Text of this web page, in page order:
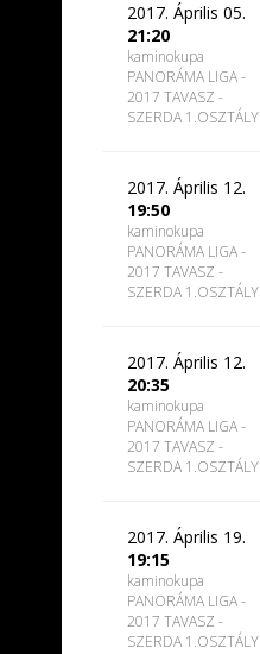
2017. Április 05.
21:20
kaminokupa
PANORÁMA LIGA -
2017 TAVASZ -
SZERDA 1.OSZTÁLY
2017. Április 12.
19:50
kaminokupa
PANORÁMA LIGA -
2017 TAVASZ -
SZERDA 1.OSZTÁLY
2017. Április 12.
20:35
kaminokupa
PANORÁMA LIGA -
2017 TAVASZ -
SZERDA 1.OSZTÁLY
2017. Április 19.
19:15
kaminokupa
PANORÁMA LIGA -
2017 TAVASZ -
SZERDA 1.OSZTÁLY